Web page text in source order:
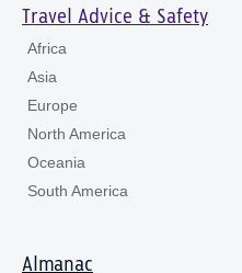
Travel Advice & Safety
Africa
Asia
Europe
North America
Oceania
South America
Almanac